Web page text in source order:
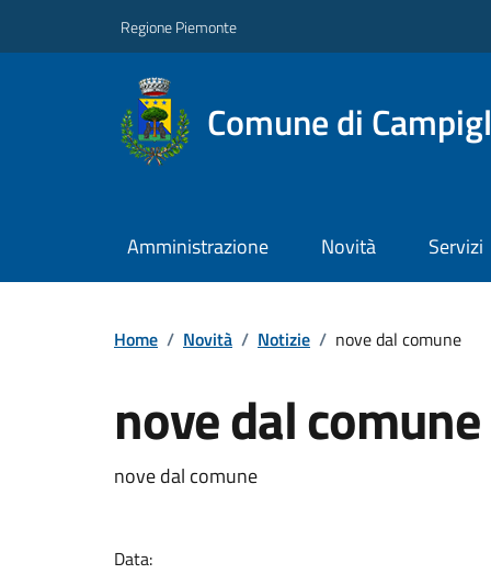
Regione Piemonte
Comune di
Amministrazione Novità Servizi
Home / Novità / Notizie / nove dal comune
nove dal comune
nove dal comune
Data: